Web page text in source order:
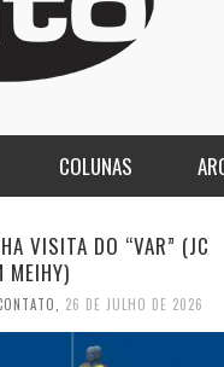
COLUNAS
PALAVRA DO
(JC SEBE BOM MEIHY)
19 DE JULHO DE 2026